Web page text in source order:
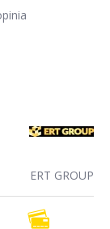
ERT GROUP